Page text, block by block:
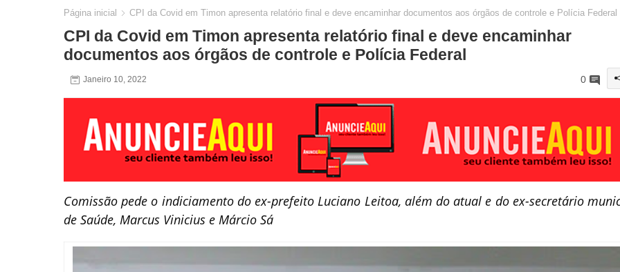
Página inicial CPI da Covid em Timon apresenta relatório final e deve encaminhar documentos aos órgãos de controle e Polícia Federal
CPI da Covid em Timon apresenta relatório final e deve encaminhar
documentos aos órgãos de controle e Polícia Federal
Janeiro 10, 2022 0
Comissão pede o indiciamento do ex-prefeito Luciano Leitoa, além do atual e do ex-secretário
de Saúde, Marcus Vinicius e Márcio Sá